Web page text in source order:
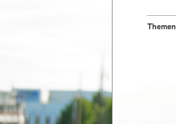
Themen